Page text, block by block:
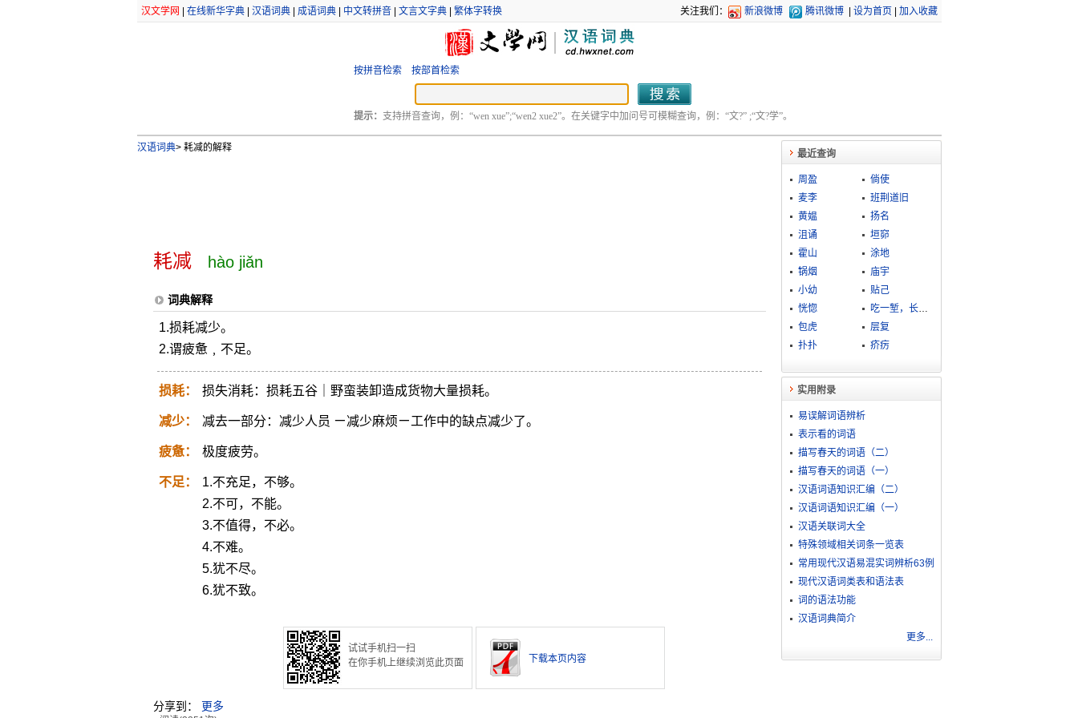
汉文学网 在线新华字典| 汉语词典| 成语词典| 中文转拼音| 文言文字典| 繁体字转换 关注我们： 新浪微博 腾讯微博 设为首页 加入收藏
按拼音检索 按部首检索
提示： 支持拼音查询，例：“wen xue”;“wen2 xue2”。在关键字中加问号可模糊查询，例：“文?” ;“文?学”。
汉语词典>耗减的解释
耗减 hào jiǎn
词典解释
1.损耗减少。
2.谓疲惫﹐不足。
损耗： 损失消耗：损耗五谷｜野蛮装卸造成货物大量损耗。
减少： 减去一部分：减少人员 ㄧ减少麻烦ㄧ工作中的缺点减少了。
疲惫： 极度疲劳。
不足：
1.不充足，不够。
2.不可，不能。
3.不值得，不必。
4.不难。
5.犹不尽。
6.犹不致。
试试手机扫一扫
在你手机上继续浏览此页面
下载本页内容
分享到： 更多
最近查询
周盈
倘使
麦李
班荆道旧
黄媪
扬名
沮诵
垣窌
霍山
涂地
锅烟
庙宇
小幼
贴己
恍惚
吃一堑，长一智
包虎
层复
扑扑
疥疠
实用附录
易误解词语辨析
表示看的词语
描写春天的词语（二）
描写春天的词语（一）
汉语词语知识汇编（二）
汉语词语知识汇编（一）
汉语关联词大全
特殊领域相关词条一览表
常用现代汉语易混实词辨析63例
现代汉语词类表和语法表
词的语法功能
汉语词典简介
更多...